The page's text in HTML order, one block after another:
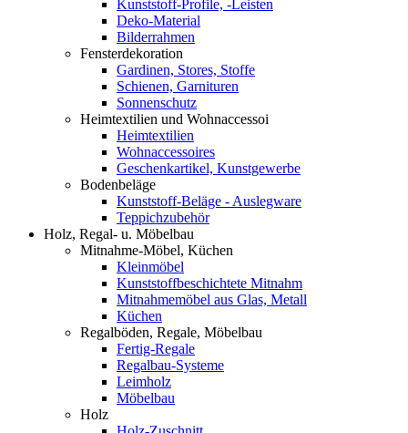
Kunststoff-Profile, -Leisten
Deko-Material
Bilderrahmen
Fensterdekoration
Gardinen, Stores, Stoffe
Schienen, Garnituren
Sonnenschutz
Heimtextilien und Wohnaccessoi
Heimtextilien
Wohnaccessoires
Geschenkartikel, Kunstgewerbe
Bodenbeläge
Kunststoff-Beläge - Auslegware
Teppichzubehör
Holz, Regal- u. Möbelbau
Mitnahme-Möbel, Küchen
Kleinmöbel
Kunststoffbeschichtete Mitnahm
Mitnahmemöbel aus Glas, Metall
Küchen
Regalböden, Regale, Möbelbau
Fertig-Regale
Regalbau-Systeme
Leimholz
Möbelbau
Holz